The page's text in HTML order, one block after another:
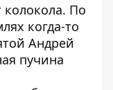
колокола. По
когда-то
Андрей
пучина